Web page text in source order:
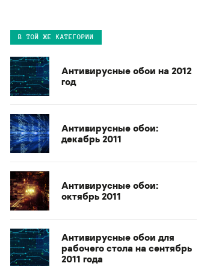
В ТОЙ ЖЕ КАТЕГОРИИ
Антивирусные обои на 2012
год
Антивирусные обои:
декабрь 2011
Антивирусные обои:
октябрь 2011
Антивирусные обои для
рабочего стола на сентябрь
2011 года